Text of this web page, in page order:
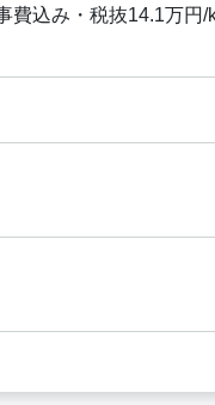
費込み・税抜14.1万円/